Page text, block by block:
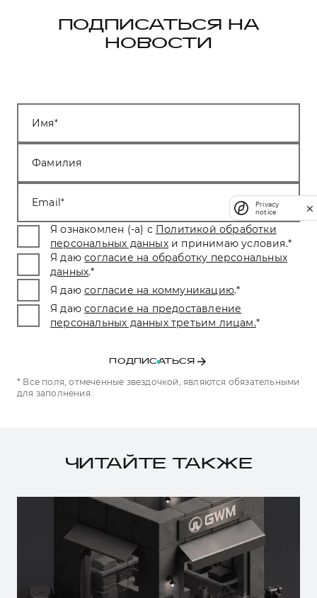
ПОДПИСАТЬСЯ НА
НОВОСТИ
Имя
Фамилия
Email
Я ознакомлен (-а) с Политикой обработки
персональных данных и принимаю условия.*
Я даю согласие на обработку персональных
данных.*
Я даю согласие на коммуникацию.*
Я даю согласие на предоставление
персональных данных третьим лицам.*
ПОДПИСАТЬСЯ
* Все поля, отмеченные звездочкой, являются обязательными
для заполнения.
ЧИТАЙТЕ ТАКЖЕ
Privacy
notice